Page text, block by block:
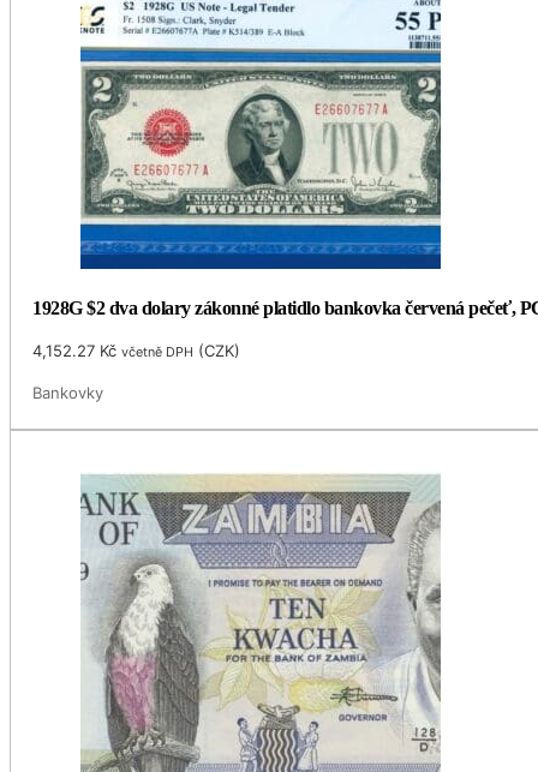
1928G $2 dva dolary zákonné platidlo bankovka červená pečeť,
4,152.27 Kč včetně DPH (CZK)
Bankovky